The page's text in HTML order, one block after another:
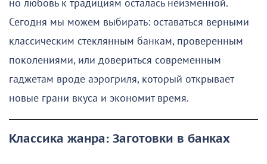
но любовь к традициям осталась неизменной.
Сегодня мы можем выбирать: оставаться верными
классическим стеклянным банкам, проверенным
поколениями, или довериться современным
гаджетам вроде аэрогриля, который открывает
новые грани вкуса и экономит время.
Классика жанра: Заготовки в банках